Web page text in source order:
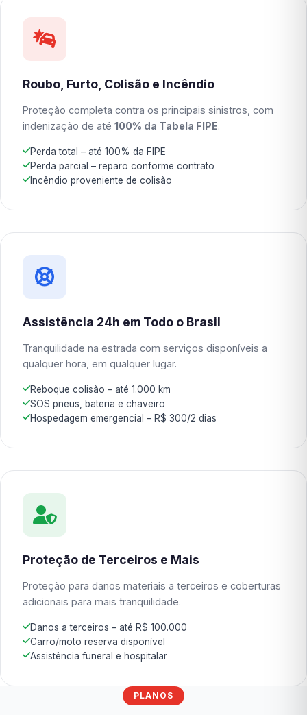
Roubo, Furto, Colisão e Incêndio
Proteção completa contra os principais sinistros, com
indenização de até 100% da Tabela FIPE.
Perda total – até 100% da FIPE
Perda parcial – reparo conforme contrato
Incêndio proveniente de colisão
Assistência 24h em Todo o Brasil
Tranquilidade na estrada com serviços disponíveis a
qualquer hora, em qualquer lugar.
Reboque colisão – até 1.000 km
SOS pneus, bateria e chaveiro
Hospedagem emergencial – R$ 300/2 dias
Proteção de Terceiros e Mais
Proteção para danos materiais a terceiros e coberturas
adicionais para mais tranquilidade.
Danos a terceiros – até R$ 100.000
Carro/moto reserva disponível
Assistência funeral e hospitalar
PLANOS